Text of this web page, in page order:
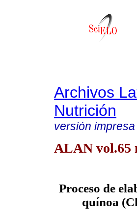
Archivos
Nutrición
versión impresa
ALAN vol.65
Proceso de
quínoa